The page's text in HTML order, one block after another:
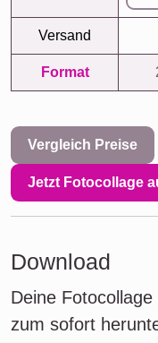
Versand
Format
Vergleich Preise
Jetzt Fotocollage
Download
Deine
zum sofort